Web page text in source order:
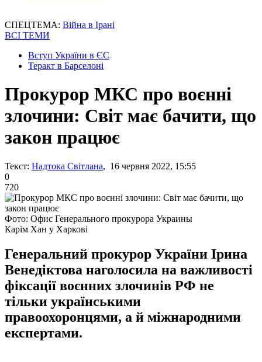
СПЕЦТЕМА: Війна в Ірані
ВСІ ТЕМИ
Вступ України в ЄС
Теракт в Барселоні
Прокурор МКС про воєнні
злочини: Світ має бачити, що
закон працює
Текст: Надтока Світлана, 16 червня 2022, 15:55
0
720
Фото: Офис Генерального прокурора Украины
Карім Хан у Харкові
Генеральний прокурор України Ірина
Венедіктова наголосила на важливості
фіксації воєнних злочинів РФ не
тільки українськими
правоохоронцями, а й міжнародними
експертами.